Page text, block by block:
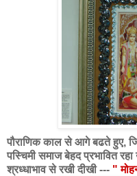
पौराणिक काल से आगे बढते हुए,
पस्चिमी समाज बेहद प्रभावित रहा
श्रध्धाभाव से रखी दीखी --- "